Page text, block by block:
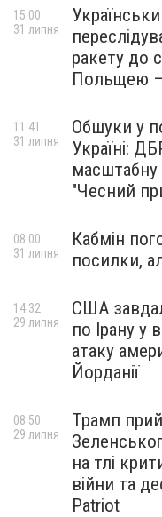
ракету до
Польщею
15:00
31 липня
Обшуки у
Україні:
масштабну
"Чесний
11:41
31 липня
Кабмін
посилки,
08:00
31 липня
США
по Ірану у
атаку
Йорданії
14:32
29 липня
Трамп
на тлі
війни та
Patriot
08:50
29 липня